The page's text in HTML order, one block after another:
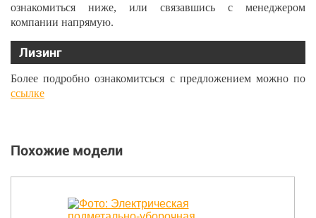
ознакомиться ниже, или связавшись с менеджером
компании напрямую.
Лизинг
Более подробно ознакомитсься с предложением можно по
ссылке
Похожие модели